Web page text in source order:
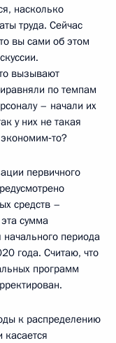
насколько
труда. Сейчас
вы сами об этом
вызывают
по темпам
– начали их
у них не такая
первичного
средств –
сумма
начального периода
года. Считаю, что
программ
к распределению
касается